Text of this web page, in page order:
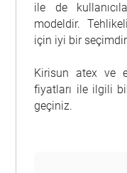
ile de
modeldir.
için iyi bir
Kirisun atex ve
fiyatları ile ilgili
geçiniz.